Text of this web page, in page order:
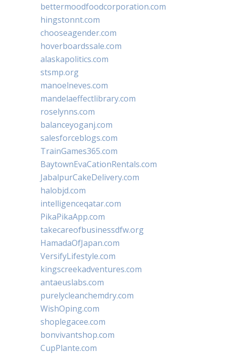
bettermoodfoodcorporation.com
hingstonnt.com
chooseagender.com
hoverboardssale.com
alaskapolitics.com
stsmp.org
manoelneves.com
mandelaeffectlibrary.com
roselynns.com
balanceyoganj.com
salesforceblogs.com
TrainGames365.com
BaytownEvaCationRentals.com
JabalpurCakeDelivery.com
halobjd.com
intelligenceqatar.com
PikaPikaApp.com
takecareofbusinessdfw.org
HamadaOfJapan.com
VersifyLifestyle.com
kingscreekadventures.com
antaeuslabs.com
purelycleanchemdry.com
WishOping.com
shoplegacee.com
bonvivantshop.com
CupPlante.com